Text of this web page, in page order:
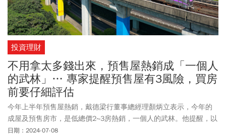
投資理財
不用拿太多錢出來，預售屋熱銷成「一個人
的武林」… 專家提醒預售屋有3風險，買房
前要仔細評估
今年上半年預售屋熱銷，戴德梁行董事總經理顏炳立表示，今年的
成屋及預售房市，是低總價2~3房熱銷，一個人的武林。他提醒，以
低首付包裝的房市，如同「包裹糖衣的毒藥」。信義房屋代銷事業
日期：2024-07-08